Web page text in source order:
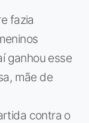
fazia
ganhou esse
mãe de
contra o